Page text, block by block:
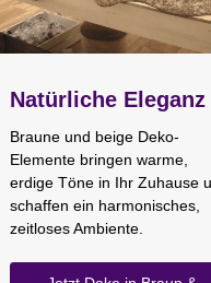
Natürliche Eleganz
Braune und beige Deko-
Elemente bringen warme,
erdige Töne in Ihr Zuhause
schaffen ein harmonisches,
zeitloses Ambiente.